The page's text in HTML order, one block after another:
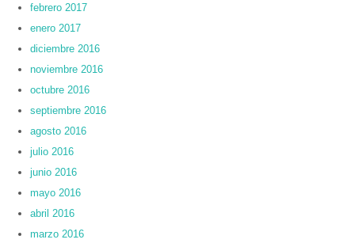
febrero 2017
enero 2017
diciembre 2016
noviembre 2016
octubre 2016
septiembre 2016
agosto 2016
julio 2016
junio 2016
mayo 2016
abril 2016
marzo 2016